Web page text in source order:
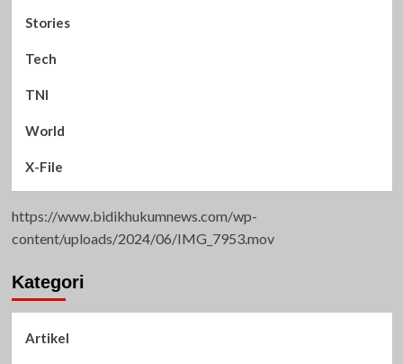
Stories
Tech
TNI
World
X-File
https://www.bidikhukumnews.com/wp-
content/uploads/2024/06/IMG_7953.mov
Kategori
Artikel